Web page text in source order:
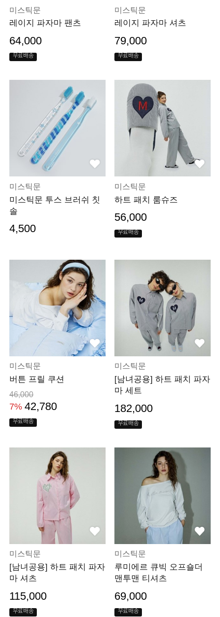
미스틱문
레이지 파자마 팬츠
64,000
무료배송
미스틱문
레이지 파자마 셔츠
79,000
무료배송
미스틱문
미스틱문 투스 브러쉬 칫
솔
4,500
미스틱문
하트 패치 룸슈즈
56,000
무료배송
미스틱문
버튼 프릴 쿠션
46,000
7% 42,780
무료배송
미스틱문
[남녀공용] 하트 패치 파자
마 세트
182,000
무료배송
미스틱문
[남녀공용] 하트 패치 파자
마 셔츠
115,000
무료배송
미스틱문
루미에르 큐빅 오프숄더
맨투맨 티셔츠
69,000
무료배송